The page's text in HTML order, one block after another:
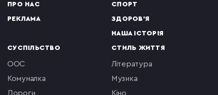
ПРО НАС
РЕКЛАМА
СПОРТ
ЗДОРОВ'Я
НАША ІСТОРІЯ
СУСПІЛЬСТВО
ООС
комуналка
Дороги
СТИЛЬ ЖИТТЯ
література
музика
кіно